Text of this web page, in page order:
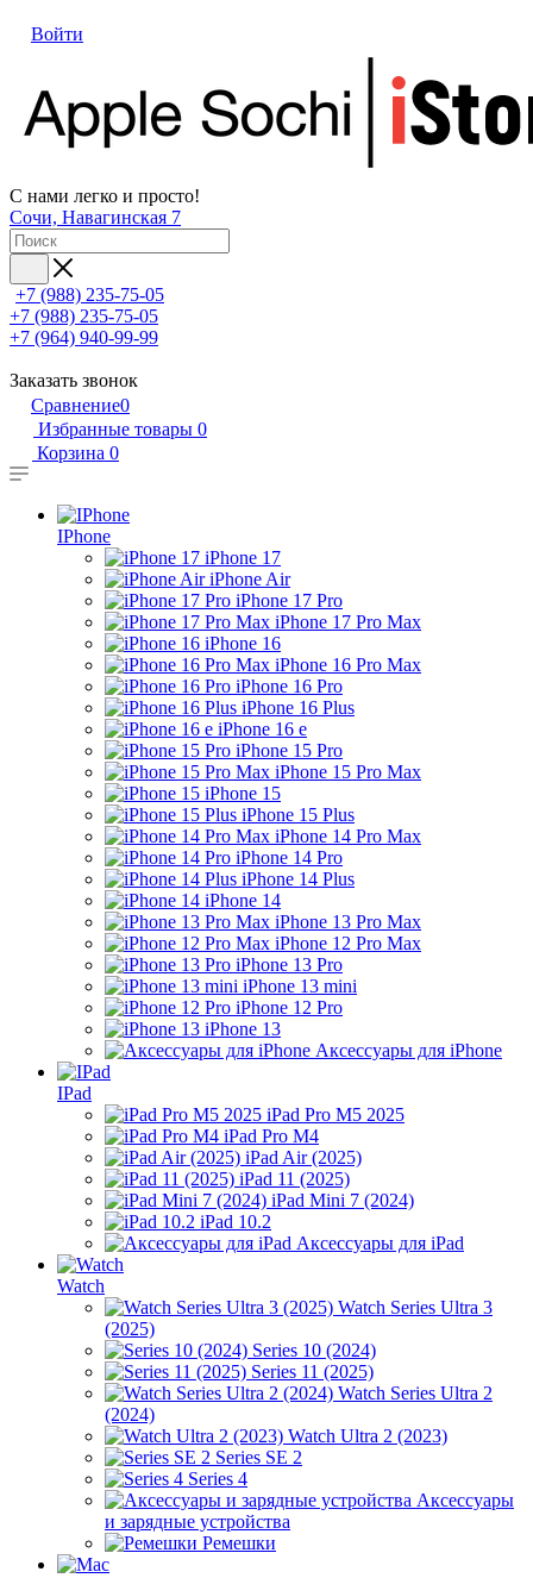
Войти
С нами легко и просто!
Сочи, Навагинская 7
+7 (988) 235-75-05
+7 (988) 235-75-05
+7 (964) 940-99-99
Заказать звонок
Сравнение0
Избранные товары 0
Корзина 0
IPhone
iPhone 17
iPhone Air
iPhone 17 Pro
iPhone 17 Pro Max
iPhone 16
iPhone 16 Pro Max
iPhone 16 Pro
iPhone 16 Plus
iPhone 16 e
iPhone 15 Pro
iPhone 15 Pro Max
iPhone 15
iPhone 15 Plus
iPhone 14 Pro Max
iPhone 14 Pro
iPhone 14 Plus
iPhone 14
iPhone 13 Pro Max
iPhone 12 Pro Max
iPhone 13 Pro
iPhone 13 mini
iPhone 12 Pro
iPhone 13
Аксессуары для iPhone
IPad
iPad Pro M5 2025
iPad Pro M4
iPad Air (2025)
iPad 11 (2025)
iPad Mini 7 (2024)
iPad 10.2
Аксессуары для iPad
Watch
Watch Series Ultra 3
(2025)
Series 10 (2024)
Series 11 (2025)
Watch Series Ultra 2
(2024)
Watch Ultra 2 (2023)
Series SE 2
Series 4
Аксессуары
и зарядные устройства
Ремешки